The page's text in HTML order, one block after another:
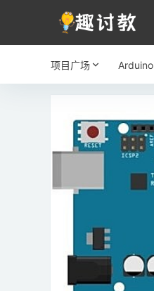
项目广场 Arduino